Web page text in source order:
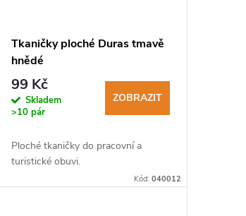
Tkaničky ploché Duras tmavě
hnědé
99 Kč
Skladem
>10 pár
ZOBRAZIT
Ploché tkaničky do pracovní a
turistické obuvi.
Kód: 040012